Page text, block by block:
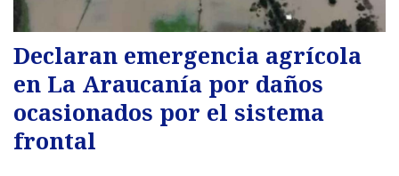
Declaran emergencia agrícola
en La Araucanía por daños
ocasionados por el sistema
frontal